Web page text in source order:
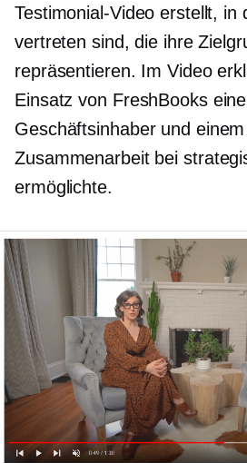
Testimonial-Video erstellt, in
vertreten sind, die ihre
repräsentieren. Im Video
Einsatz von FreshBooks
Geschäftsinhaber und
Zusammenarbeit bei
ermöglichte.